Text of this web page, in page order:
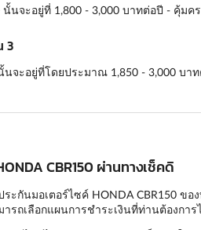
นจะอยู่ที่ 1,800 - 3,000 บาทต่อปี - คุ้ม
3
นจะอยู่ที่โดยประมาณ 1,850 - 3,000 บา
CBR150 ผ่านทางเช็คดิ
ะกันมอเตอร์ไซค์ HONDA CBR150 ข
รถเลือกแผนการชำระเงินที่ท่านต้องกา